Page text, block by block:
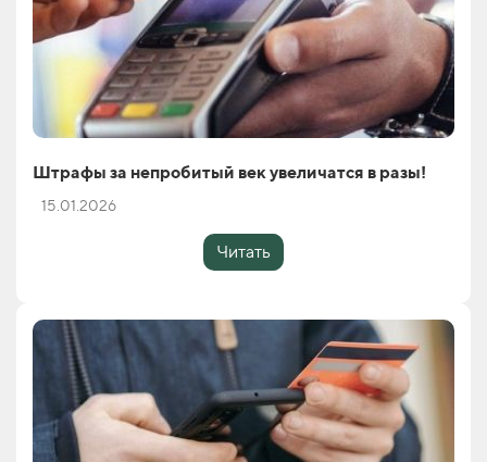
Штрафы за непробитый век увеличатся в разы!
15.01.2026
Читать